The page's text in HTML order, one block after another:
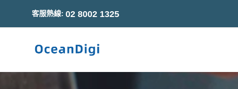
客服熱線: 02 8002 1325